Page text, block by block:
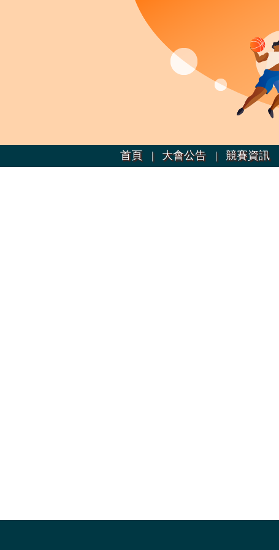
首頁 | 大會公告 | 競賽資訊